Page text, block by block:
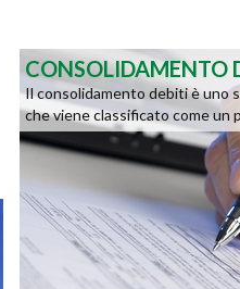
CONSOLIDAMENTO
Il consolidamento debiti è uno
che viene classificato come